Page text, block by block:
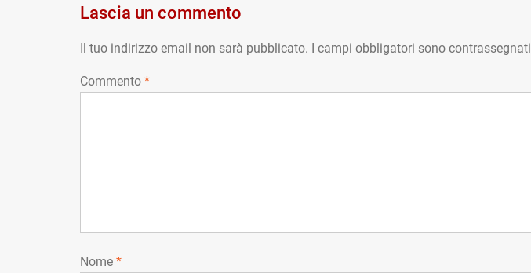
Lascia un commento
Il tuo indirizzo email non sarà pubblicato. I campi obbligatori sono contrassegnati
Commento *
Nome *